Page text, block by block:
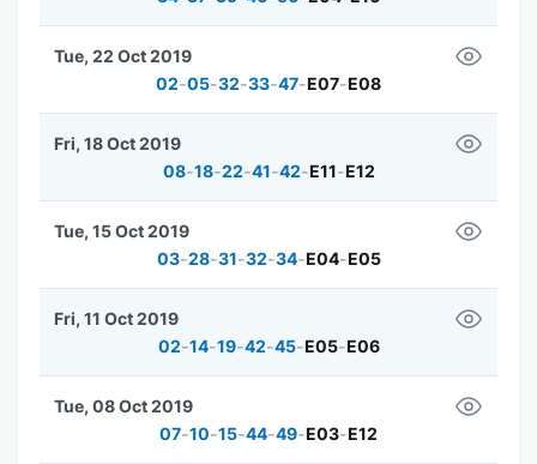
02-05-32-33-47-E07-E08
Tue, 22 Oct 2019
08-18-22-41-42-E11-E12
Fri, 18 Oct 2019
03-28-31-32-34-E04-E05
Tue, 15 Oct 2019
02-14-19-42-45-E05-E06
Fri, 11 Oct 2019
07-10-15-44-49-E03-E12
Tue, 08 Oct 2019